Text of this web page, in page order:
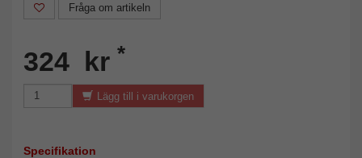
Fråga om artikeln
324 kr *
Lägg till i varukorgen
Specifikation